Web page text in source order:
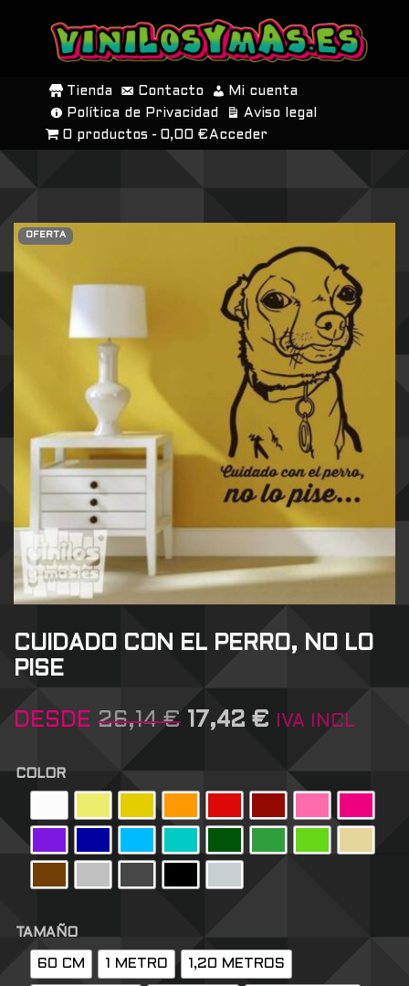
SALTAR
CONTENIDO
Tienda Contacto
Mi cuenta
Política de Privacidad
Aviso legal
0 productos
0,00 € Acceder
OFERTA
CUIDADO CON EL PERRO, NO LO
PISE
DESDE 26,14€ 17,42 € IVA INCL
COLOR
TAMAÑO
60 CM 1 METRO 1,20 METROS